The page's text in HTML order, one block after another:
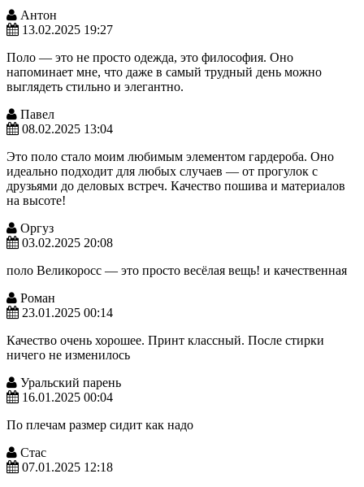
Антон
13.02.2025 19:27
Поло — это не просто одежда, это философия. Оно
напоминает мне, что даже в самый трудный день можно
выглядеть стильно и элегантно.
Павел
08.02.2025 13:04
Это поло стало моим любимым элементом гардероба. Оно
идеально подходит для любых случаев — от прогулок с
друзьями до деловых встреч. Качество пошива и материалов
на высоте!
Оргуз
03.02.2025 20:08
поло Великоросс — это просто весёлая вещь! и качественная
Роман
23.01.2025 00:14
Качество очень хорошее. Принт классный. После стирки
ничего не изменилось
Уральский парень
16.01.2025 00:04
По плечам размер сидит как надо
Стас
07.01.2025 12:18